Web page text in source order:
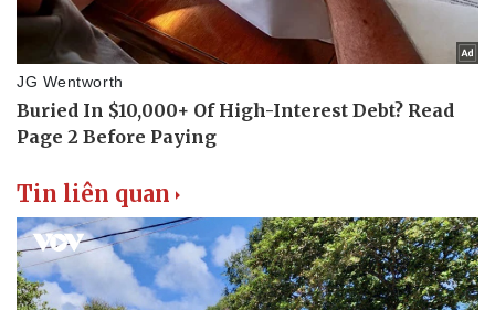
Tin liên quan